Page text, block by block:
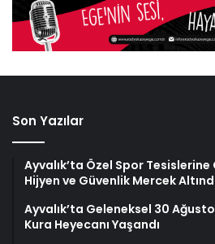
Son Yazılar
Ayvalık’ta Özel Spor
Hijyen ve Güvenlik Mercek
Ayvalık’ta Geleneksel 30
Kura Heyecanı Yaşandı